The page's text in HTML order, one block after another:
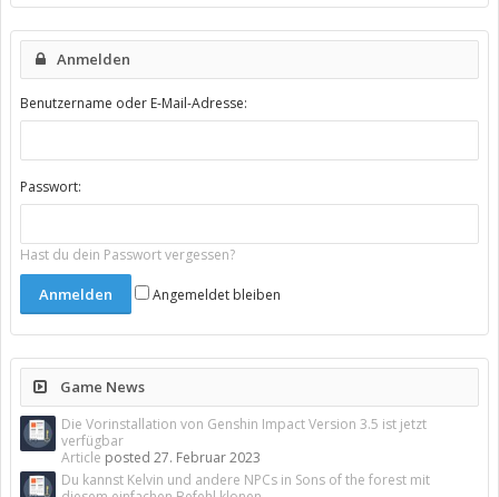
Anmelden
Benutzername oder E-Mail-Adresse:
Passwort:
Hast du dein Passwort vergessen?
Angemeldet bleiben
Game News
Die Vorinstallation von Genshin Impact Version 3.5 ist jetzt
verfügbar
Article posted 27. Februar 2023
Du kannst Kelvin und andere NPCs in Sons of the forest mit